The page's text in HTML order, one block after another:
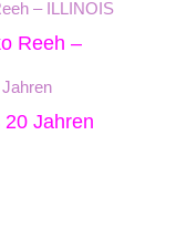
Reeh –
Jahren